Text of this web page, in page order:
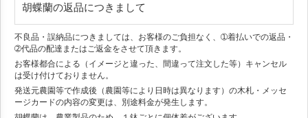
胡蝶蘭の返品につきまして
不良品・誤納品につきましては、お客様のご負担なく、➀着払いでの返品・
➁代品の配達またはご返金をさせて頂きます。
お客様都合による（イメージと違った、間違って注文した等）キャンセル
は受け付けておりません。
発送元農園等で作成後（農園等により日時は異なります）の木札・メッセ
ージカードの内容の変更は、別途料金が発生します。